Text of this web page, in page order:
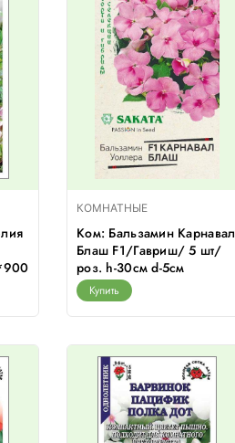
КОМНАТНЫЕ
Ком: Бальзамин Карнавал
Блаш F1/Гавриш/ 5 шт/
роз. h-30см d-5см
Купить